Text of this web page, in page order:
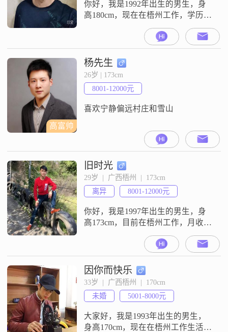
你好，我是1992年出生的男生，身
高180cm，现在在梧州工作，学历是
大学本科，月收入在12001到20000
元这个区间##3002##我平时给人的
感觉是稳重可靠，做人做事都真诚
可靠，生活上比较勤俭节约，性格
随和容易相处，对人也有耐心，包
容心比较强##3002##我比较看重家
庭，觉得家庭是生活里很重要的一
部分，对待感情
高富帅
杨先生
26岁 | 173cm
8001-12000元
喜欢宁静偏远村庄和雪山
旧时光
29岁  |  广西梧州  |  173cm
离异
8001-12000元
你好，我是1997年出生的男生，身
高173cm，目前在梧州工作，月收入
在7001到12000元这个区间，学历是
中专##3002##平时我是一个追求完
美的人，也在努力追求事业上的成
功##3002##我是个音乐发烧友，也
喜欢汽车，平时会去健身增肌，也
是个跑步爱好者，有空的时候我会
去做公益志愿者##3002##我是一个
浪漫主
因你而快乐
33岁  |  广西梧州  |  170cm
未婚
5001-8000元
大家好，我是1993年出生的男生，
身高170cm，现在在梧州工作生活